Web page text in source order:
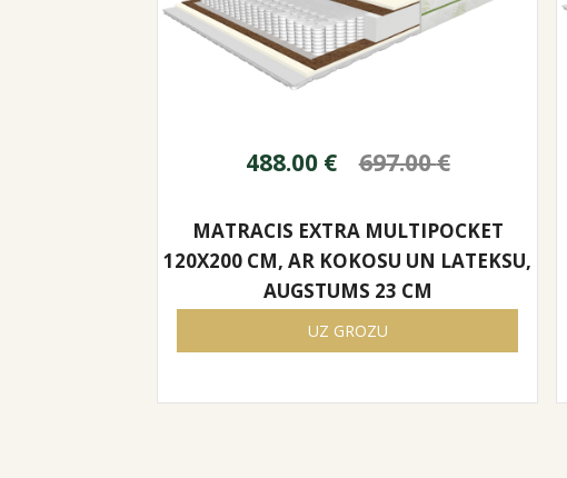
488.00 € 697.00€
MATRACIS EXTRA MULTIPOCKET
120X200 CM, AR KOKOSU UN LATEKSU,
AUGSTUMS 23 CM
UZ GROZU